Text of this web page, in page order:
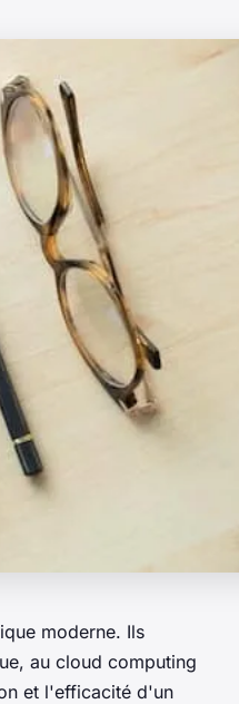
moderne. Ils
au cloud computing
et l'efficacité d'un